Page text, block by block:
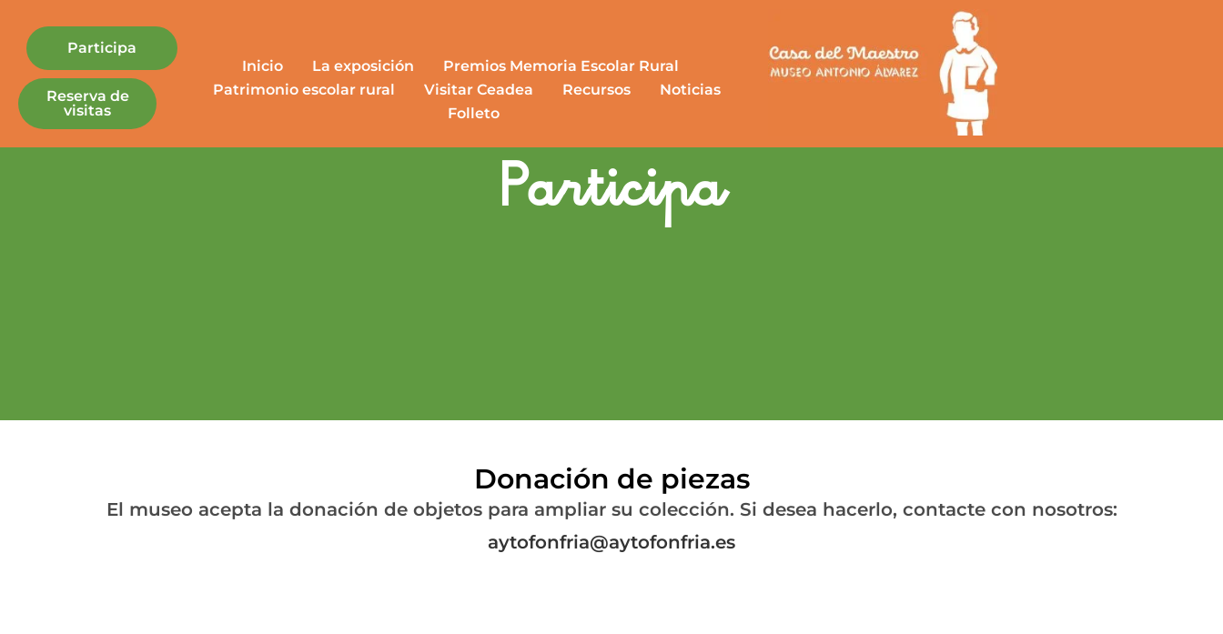
Participa
Reserva de
visitas
Inicio La exposición
Premios Memoria Escolar Rural
Patrimonio escolar rural
Visitar Ceadea Recursos
Noticias
Folleto
Participa
Donación de piezas
El museo acepta la donación de objetos para ampliar su colección. Si desea hacerlo, contacte con nosotros:
aytofonfria@aytofonfria.es